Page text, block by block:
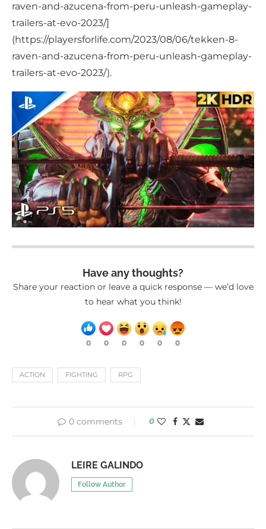
raven-and-azucena-from-peru-unleash-gameplay-
trailers-at-evo-2023/]
(https://playersforlife.com/2023/08/06/tekken-8-
raven-and-azucena-from-peru-unleash-gameplay-
trailers-at-evo-2023/).
Have any thoughts?
Share your reaction or leave a quick response — we’d love
to hear what you think!
0 0 0 0 0 0
ACTION FIGHTING RPG
0 comments 0
LEIRE GALINDO
Follow Author